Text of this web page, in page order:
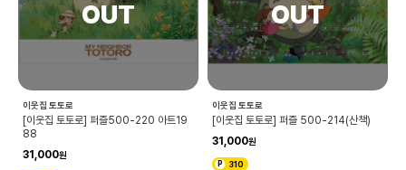
이웃집 토토로
[이웃집 토토로] 퍼즐500-220 아트19
88
31,000
이웃집 토토로
[이웃집 토토로] 퍼즐 500-214(산책)
31,000
310